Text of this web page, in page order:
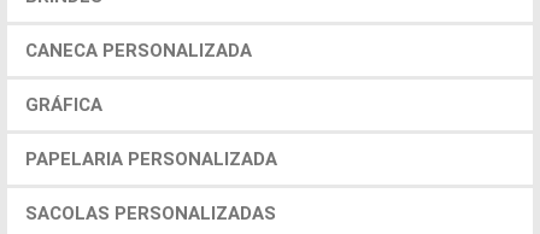
CANECA PERSONALIZADA
GRÁFICA
PAPELARIA PERSONALIZADA
SACOLAS PERSONALIZADAS